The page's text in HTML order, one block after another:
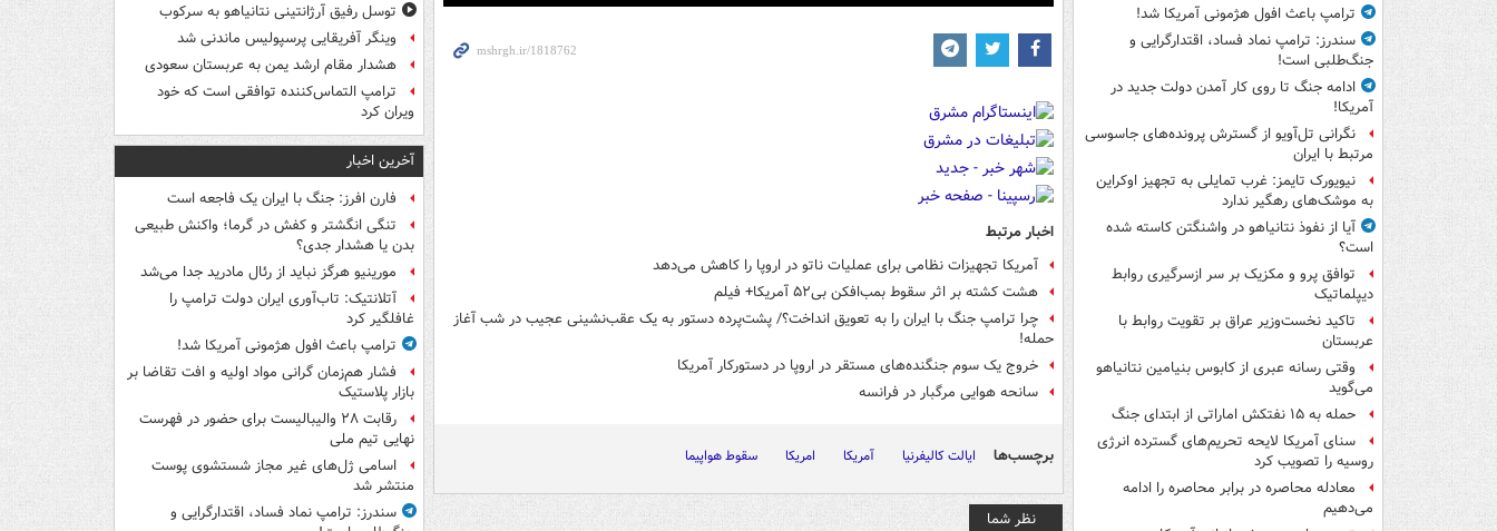
ترامپ باعث افول هژمونی آمریکا شد!
سندرز: ترامپ نماد فساد، اقتدارگرایی و
جنگ‌طلبی است!
ادامه جنگ تا روی کار آمدن دولت جدید در
آمریکا!
نگرانی تل‌آویو از گسترش پرونده‌های جاسوسی
مرتبط با ایران
نیویورک تایمز: غرب تمایلی به تجهیز اوکراین
به موشک‌های رهگیر ندارد
آیا از نفوذ نتانیاهو در واشنگتن کاسته شده
است؟
توافق پرو و مکزیک بر سر ازسرگیری روابط
دیپلماتیک
تاکید نخست‌وزیر عراق بر تقویت روابط با
عربستان
وقتی رسانه عبری از کابوس بنیامین نتانیاهو
می‌گوید
حمله به ۱۵ نفتکش‌ اماراتی از ابتدای جنگ
سنای آمریکا لایحه تحریم‌های گسترده انرژی
روسیه را تصویب کرد
معادله محاصره در برابر محاصره را ادامه
می‌دهیم
اخبار مرتبط
آمریکا تجهیزات نظامی برای عملیات ناتو در اروپا را کاهش می‌دهد
هشت کشته بر اثر سقوط بمب‌افکن بی۵۲ آمریکا+ فیلم
چرا ترامپ جنگ با ایران را به تعویق انداخت؟/ پشت‌پرده دستور به یک عقب‌نشینی عجیب در شب آغاز
حمله!
خروج یک سوم جنگنده‌های مستقر در اروپا در دستورکار آمریکا
سانحه هوایی مرگبار در فرانسه
برچسب‌ها ایالت کالیفرنیا آمریکا امریکا سقوط هواپیما
نظر شما
توسل رفیق آرژانتینی نتانیاهو به سرکوب
وینگر آفریقایی پرسپولیس ماندنی شد
هشدار مقام ارشد یمن به عربستان سعودی
ترامپ التماس‌کننده توافقی است که خود
ویران کرد
آخرین اخبار
فارن افرز: جنگ با ایران یک فاجعه است
تنگی انگشتر و کفش در گرما؛ واکنش طبیعی
بدن یا هشدار جدی؟
مورینیو هرگز نباید از رئال مادرید جدا می‌شد
آتلانتیک: تاب‌آوری ایران دولت ترامپ را
غافلگیر کرد
ترامپ باعث افول هژمونی آمریکا شد!
فشار هم‌زمان گرانی مواد اولیه و افت تقاضا بر
بازار پلاستیک
رقابت ۲۸ والیبالیست برای حضور در فهرست
نهایی تیم ملی
اسامی ژل‌های غیر مجاز شستشوی پوست
منتشر شد
سندرز: ترامپ نماد فساد، اقتدارگرایی و